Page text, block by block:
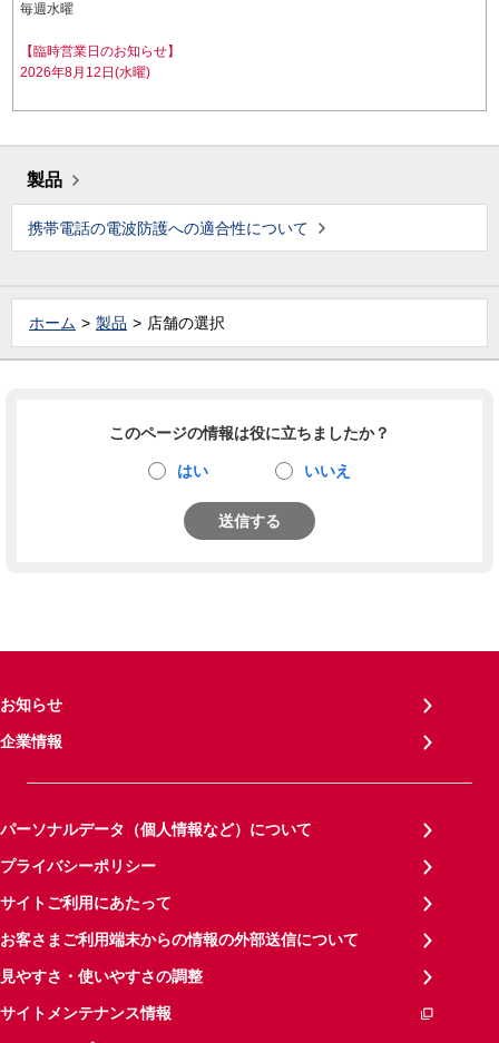
毎週水曜
【臨時営業日のお知らせ】
2026年8月12日(水曜)
製品
携帯電話の電波防護への適合性について
ホーム 製品 店舗の選択
このページの情報は役に立ちましたか？
はい いいえ
送信する
お知らせ
企業情報
パーソナルデータ（個人情報など）について
プライバシーポリシー
サイトご利用にあたって
お客さまご利用端末からの情報の外部送信について
見やすさ・使いやすさの調整
サイトメンテナンス情報